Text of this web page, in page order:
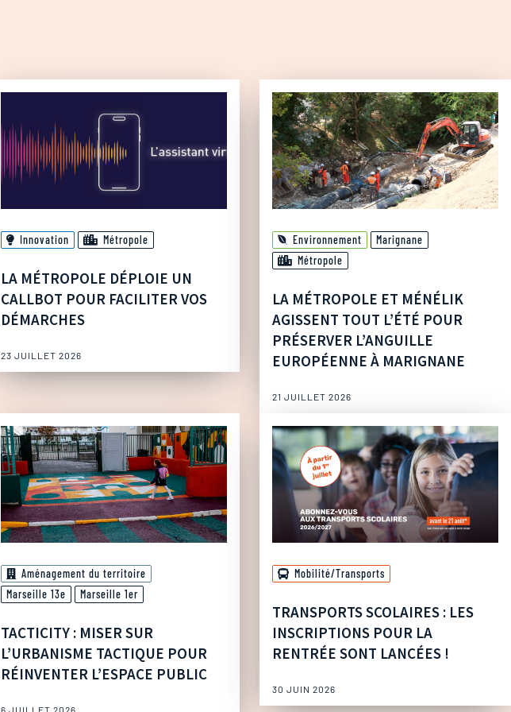
Innovation Métropole
LA MÉTROPOLE DÉPLOIE UN
CALLBOT POUR FACILITER VOS
DÉMARCHES
23 JUILLET 2026
Environnement
Marignane
Métropole
LA MÉTROPOLE ET MÉNÉLIK
AGISSENT TOUT L’ÉTÉ POUR
PRÉSERVER L’ANGUILLE
EUROPÉENNE À MARIGNANE
21 JUILLET 2026
Aménagement du territoire
Marseille 13e
Marseille 1er
TACTICITY : MISER SUR
L’URBANISME TACTIQUE POUR
RÉINVENTER L’ESPACE PUBLIC
6 JUILLET 2026
Mobilité/Transports
TRANSPORTS SCOLAIRES : LES
INSCRIPTIONS POUR LA
RENTRÉE SONT LANCÉES !
30 JUIN 2026